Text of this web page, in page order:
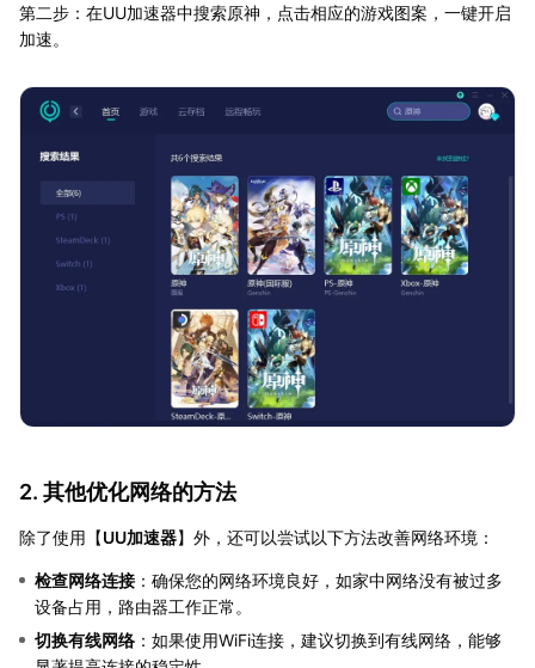
第二步：在UU加速器中搜索原神，点击相应的游戏图案，一键开启
加速。
2. 其他优化网络的方法
除了使用【UU加速器】外，还可以尝试以下方法改善网络环境：
检查网络连接 ：确保您的网络环境良好，如家中网络没有被过多
设备占用，路由器工作正常。
切换有线网络 ：如果使用WiFi连接，建议切换到有线网络，能够